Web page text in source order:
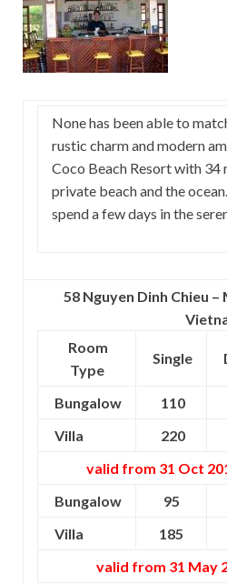
None has been able to
rustic charm and modern
Coco Beach Resort with 34
private beach and the
spend a few days in the
58 Nguyen Dinh Chieu –
Room
Type
Single
Bungalow
110
Villa
220
valid from 31 Oct
Bungalow
95
Villa
185
valid from 31 May